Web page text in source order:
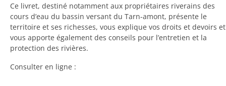
Ce livret, destiné notamment aux propriétaires riverains des
cours d’eau du bassin versant du Tarn-amont, présente le
territoire et ses richesses, vous explique vos droits et devoirs et
vous apporte également des conseils pour l’entretien et la
protection des rivières.
Consulter en ligne :